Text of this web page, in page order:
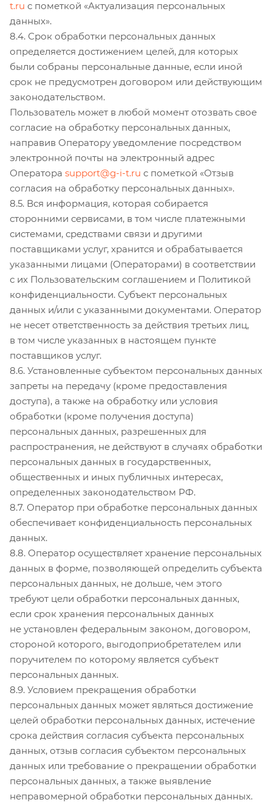
t.ru с пометкой «Актуализация персональных
данных».
8.4. Срок обработки персональных данных
определяется достижением целей, для которых
были собраны персональные данные, если иной
срок не предусмотрен договором или действующим
законодательством.
Пользователь может в любой момент отозвать свое
согласие на обработку персональных данных,
направив Оператору уведомление посредством
электронной почты на электронный адрес
Оператора support@g-i-t.ru с пометкой «Отзыв
согласия на обработку персональных данных».
8.5. Вся информация, которая собирается
сторонними сервисами, в том числе платежными
системами, средствами связи и другими
поставщиками услуг, хранится и обрабатывается
указанными лицами (Операторами) в соответствии
с их Пользовательским соглашением и Политикой
конфиденциальности. Субъект персональных
данных и/или с указанными документами. Оператор
не несет ответственность за действия третьих лиц,
в том числе указанных в настоящем пункте
поставщиков услуг.
8.6. Установленные субъектом персональных данных
запреты на передачу (кроме предоставления
доступа), а также на обработку или условия
обработки (кроме получения доступа)
персональных данных, разрешенных для
распространения, не действуют в случаях обработки
персональных данных в государственных,
общественных и иных публичных интересах,
определенных законодательством РФ.
8.7. Оператор при обработке персональных данных
обеспечивает конфиденциальность персональных
данных.
8.8. Оператор осуществляет хранение персональных
данных в форме, позволяющей определить субъекта
персональных данных, не дольше, чем этого
требуют цели обработки персональных данных,
если срок хранения персональных данных
не установлен федеральным законом, договором,
стороной которого, выгодоприобретателем или
поручителем по которому является субъект
персональных данных.
8.9. Условием прекращения обработки
персональных данных может являться достижение
целей обработки персональных данных, истечение
срока действия согласия субъекта персональных
данных, отзыв согласия субъектом персональных
данных или требование о прекращении обработки
персональных данных, а также выявление
неправомерной обработки персональных данных.